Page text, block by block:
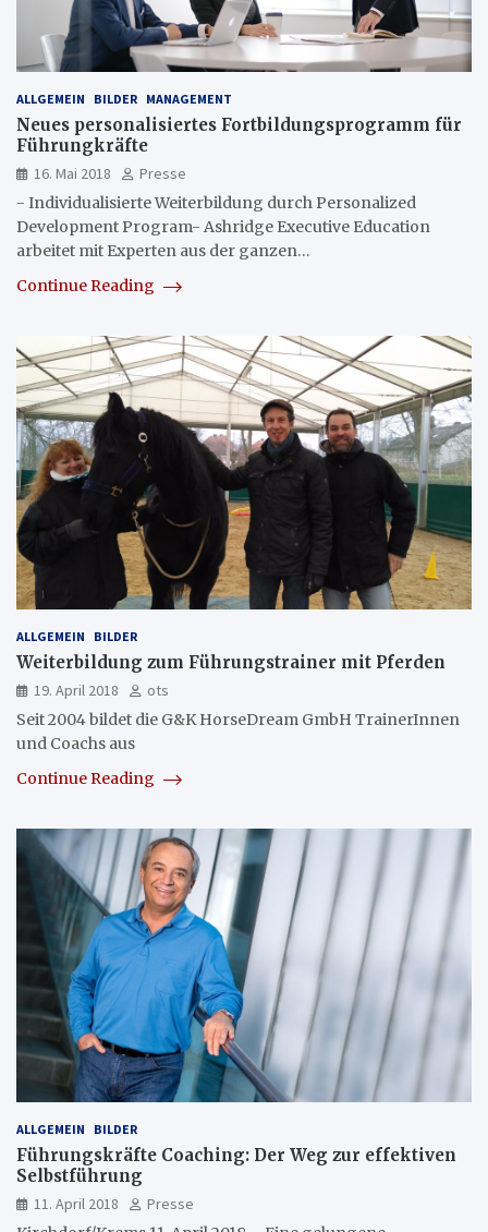
ALLGEMEIN BILDER MANAGEMENT
Neues personalisiertes Fortbildungsprogramm für
Führungkräfte
16. Mai 2018
Presse
- Individualisierte Weiterbildung durch Personalized
Development Program- Ashridge Executive Education
arbeitet mit Experten aus der ganzen…
Continue Reading
ALLGEMEIN BILDER
Weiterbildung zum Führungstrainer mit Pferden
19. April 2018
ots
Seit 2004 bildet die G&K HorseDream GmbH TrainerInnen
und Coachs aus
Continue Reading
ALLGEMEIN BILDER
Führungskräfte Coaching: Der Weg zur effektiven
Selbstführung
11. April 2018
Presse